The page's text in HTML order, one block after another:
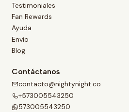
Testimoniales
Fan Rewards
Ayuda
Envío
Blog
Contáctanos
contacto@nightynight.co
+573005543250
573005543250